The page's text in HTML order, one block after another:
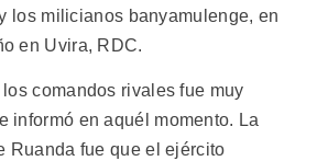
los milicianos banyamulenge, en
en Uvira, RDC.
comandos rivales fue muy
informó en aquél momento. La
Ruanda fue que el ejército